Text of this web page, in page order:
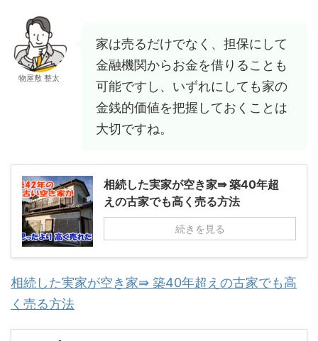
物屋敷 整太
家は売るだけでなく、担保にして
金融機関からお金を借りることも
可能ですし、いずれにしても家の
金銭的価値を把握しておくことは
大切ですね。
相続した実家が空き家⇛ 築40年超
えの古家でも高く売る方法
続きを見る
相続した実家が空き家⇛ 築40年超えの古家でも高
く売る方法